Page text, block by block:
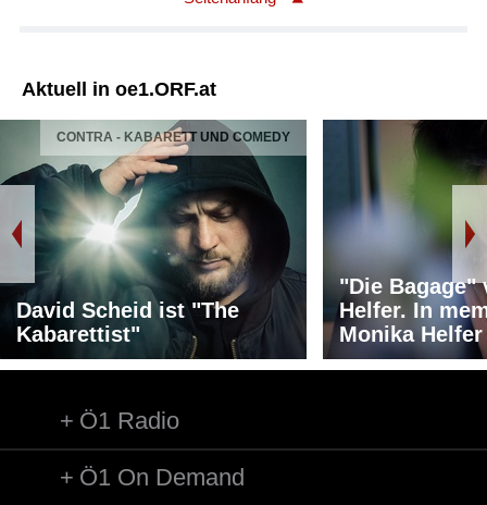
Aktuell in oe1.ORF.at
CONTRA - KABARETT UND COMEDY
David Scheid ist "The
Kabarettist"
"Die Bagage"
Helfer. In
Monika Helfer
Ö1 Radio
Ö1 On Demand